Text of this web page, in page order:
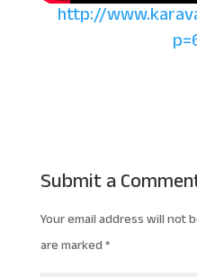
http://
Submit a
Your email address will not
are marked*